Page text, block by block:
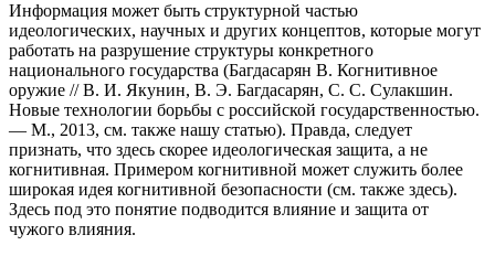
Информация может быть структурной частью
идеологических, научных и других концептов, которые могут
работать на разрушение структуры конкретного
национального государства (Багдасарян В. Когнитивное
оружие // В. И. Якунин, В. Э. Багдасарян, С. С. Сулакшин.
Новые технологии борьбы с российской государственностью.
— М., 2013, см. также нашу статью). Правда, следует
признать, что здесь скорее идеологическая защита, а не
когнитивная. Примером когнитивной может служить более
широкая идея когнитивной безопасности (см. также здесь).
Здесь под это понятие подводится влияние и защита от
чужого влияния.